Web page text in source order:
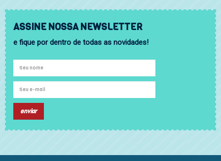
ASSINE NOSSA NEWSLETTER
e fique por dentro de todas as novidades!